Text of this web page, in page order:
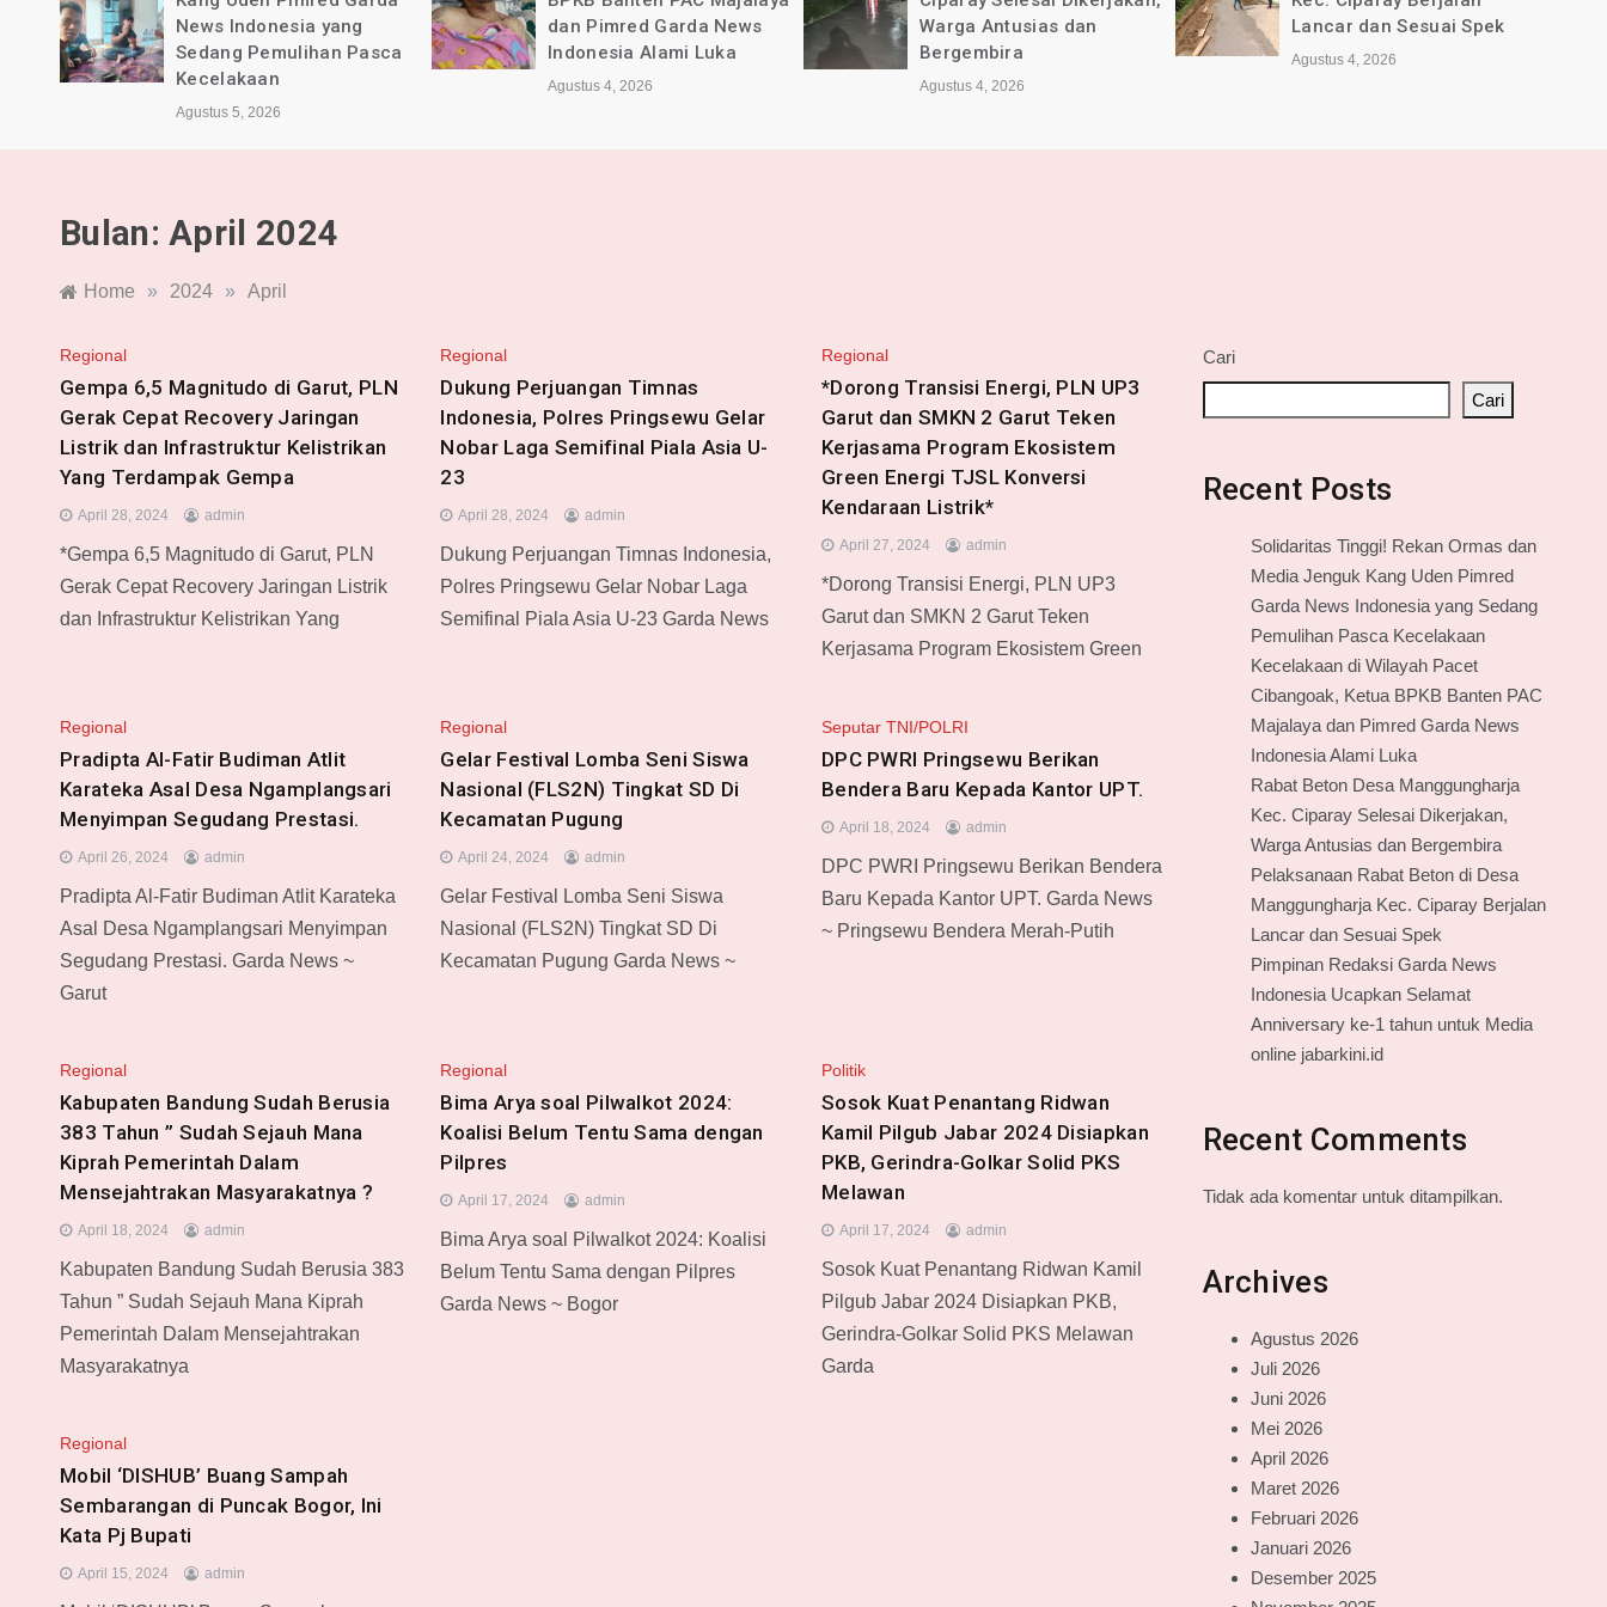
dan Pimred Garda News
Indonesia Alami Luka
Agustus 4, 2026
Warga Antusias dan
Bergembira
Agustus 4, 2026
Lancar dan Sesuai Spek
Agustus 4, 2026
tahun untuk Media online
jabarkini.id
Bulan:April 2024
Home » 2024 » April
Regional
Gempa 6,5 Magnitudo di Garut, PLN
Gerak Cepat Recovery Jaringan
Listrik dan Infrastruktur Kelistrikan
Yang Terdampak Gempa
April 28, 2024 admin
*Gempa 6,5 Magnitudo di Garut, PLN
Gerak Cepat Recovery Jaringan Listrik
dan Infrastruktur Kelistrikan Yang
Regional
Dukung Perjuangan Timnas
Indonesia, Polres Pringsewu Gelar
Nobar Laga Semifinal Piala Asia U-
23
April 28, 2024 admin
Dukung Perjuangan Timnas Indonesia,
Polres Pringsewu Gelar Nobar Laga
Semifinal Piala Asia U-23 Garda News
Regional
*Dorong Transisi Energi, PLN UP3
Garut dan SMKN 2 Garut Teken
Kerjasama Program Ekosistem
Green Energi TJSL Konversi
Kendaraan Listrik*
April 27, 2024 admin
*Dorong Transisi Energi, PLN UP3
Garut dan SMKN 2 Garut Teken
Kerjasama Program Ekosistem Green
Regional
Pradipta Al-Fatir Budiman Atlit
Karateka Asal Desa Ngamplangsari
Menyimpan Segudang Prestasi.
April 26, 2024 admin
Pradipta Al-Fatir Budiman Atlit Karateka
Asal Desa Ngamplangsari Menyimpan
Segudang Prestasi. Garda News ~
Garut
Regional
Gelar Festival Lomba Seni Siswa
Nasional (FLS2N) Tingkat SD Di
Kecamatan Pugung
April 24, 2024 admin
Gelar Festival Lomba Seni Siswa
Nasional (FLS2N) Tingkat SD Di
Kecamatan Pugung Garda News ~
Seputar TNI/POLRI
DPC PWRI Pringsewu Berikan
Bendera Baru Kepada Kantor UPT.
April 18, 2024 admin
DPC PWRI Pringsewu Berikan Bendera
Baru Kepada Kantor UPT. Garda News
~ Pringsewu Bendera Merah-Putih
Regional
Kabupaten Bandung Sudah Berusia
383 Tahun ” Sudah Sejauh Mana
Kiprah Pemerintah Dalam
Mensejahtrakan Masyarakatnya ?
April 18, 2024 admin
Kabupaten Bandung Sudah Berusia 383
Tahun ” Sudah Sejauh Mana Kiprah
Pemerintah Dalam Mensejahtrakan
Masyarakatnya
Regional
Bima Arya soal Pilwalkot 2024:
Koalisi Belum Tentu Sama dengan
Pilpres
April 17, 2024 admin
Bima Arya soal Pilwalkot 2024: Koalisi
Belum Tentu Sama dengan Pilpres
Garda News ~ Bogor
Politik
Sosok Kuat Penantang Ridwan
Kamil Pilgub Jabar 2024 Disiapkan
PKB, Gerindra-Golkar Solid PKS
Melawan
April 17, 2024 admin
Sosok Kuat Penantang Ridwan Kamil
Pilgub Jabar 2024 Disiapkan PKB,
Gerindra-Golkar Solid PKS Melawan
Garda
Regional
Mobil ‘DISHUB’ Buang Sampah
Sembarangan di Puncak Bogor, Ini
Kata Pj Bupati
April 15, 2024 admin
Cari
Cari
Recent Posts
Solidaritas Tinggi! Rekan Ormas dan
Media Jenguk Kang Uden Pimred
Garda News Indonesia yang Sedang
Pemulihan Pasca Kecelakaan
Kecelakaan di Wilayah Pacet
Cibangoak, Ketua BPKB Banten PAC
Majalaya dan Pimred Garda News
Indonesia Alami Luka
Rabat Beton Desa Manggungharja
Kec. Ciparay Selesai Dikerjakan,
Warga Antusias dan Bergembira
Pelaksanaan Rabat Beton di Desa
Manggungharja Kec. Ciparay Berjalan
Lancar dan Sesuai Spek
Pimpinan Redaksi Garda News
Indonesia Ucapkan Selamat
Anniversary ke-1 tahun untuk Media
online jabarkini.id
Recent Comments
Tidak ada komentar untuk ditampilkan.
Archives
Agustus 2026
Juli 2026
Juni 2026
Mei 2026
April 2026
Maret 2026
Februari 2026
Januari 2026
Desember 2025